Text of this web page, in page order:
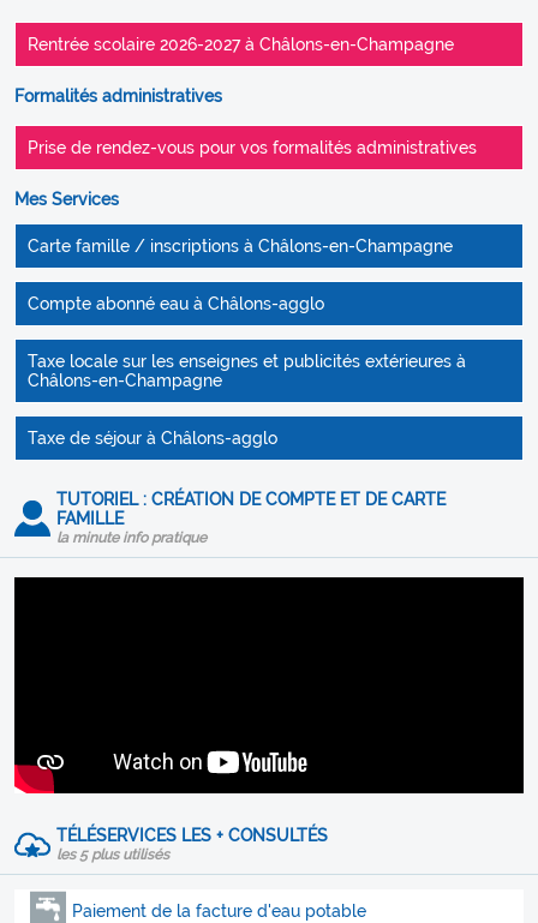
Rentrée scolaire 2026-2027 à Châlons-en-Champagne
Formalités administratives
Prise de rendez-vous pour vos formalités administratives
Mes Services
Carte famille / inscriptions à Châlons-en-Champagne
Compte abonné eau à Châlons-agglo
Taxe locale sur les enseignes et publicités extérieures à
Châlons-en-Champagne
Taxe de séjour à Châlons-agglo
TUTORIEL : CRÉATION DE COMPTE ET DE CARTE
FAMILLE
la minute info pratique
TÉLÉSERVICES LES + CONSULTÉS
les 5 plus utilisés
Paiement de la facture d'eau potable